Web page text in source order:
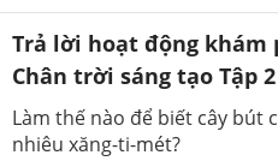
Trả lời hoạt động khám
Chân trời sáng tạo Tập 2
Làm thế nào để biết cây bút
nhiêu xăng-ti-mét?